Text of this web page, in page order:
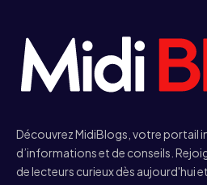
Découvrez MidiBlogs, votre portail
d’informations et de conseils.
de lecteurs curieux dès aujourd'hui